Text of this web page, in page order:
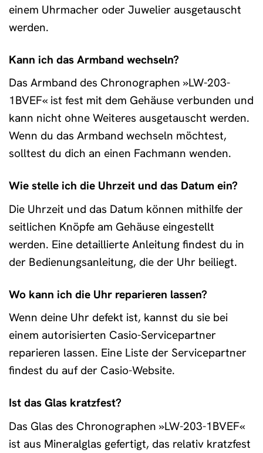
einem Uhrmacher oder Juwelier ausgetauscht
werden.
Kann ich das Armband wechseln?
Das Armband des Chronographen »LW-203-
1BVEF« ist fest mit dem Gehäuse verbunden und
kann nicht ohne Weiteres ausgetauscht werden.
Wenn du das Armband wechseln möchtest,
solltest du dich an einen Fachmann wenden.
Wie stelle ich die Uhrzeit und das Datum ein?
Die Uhrzeit und das Datum können mithilfe der
seitlichen Knöpfe am Gehäuse eingestellt
werden. Eine detaillierte Anleitung findest du in
der Bedienungsanleitung, die der Uhr beiliegt.
Wo kann ich die Uhr reparieren lassen?
Wenn deine Uhr defekt ist, kannst du sie bei
einem autorisierten Casio-Servicepartner
reparieren lassen. Eine Liste der Servicepartner
findest du auf der Casio-Website.
Ist das Glas kratzfest?
Das Glas des Chronographen »LW-203-1BVEF«
ist aus Mineralglas gefertigt, das relativ kratzfest